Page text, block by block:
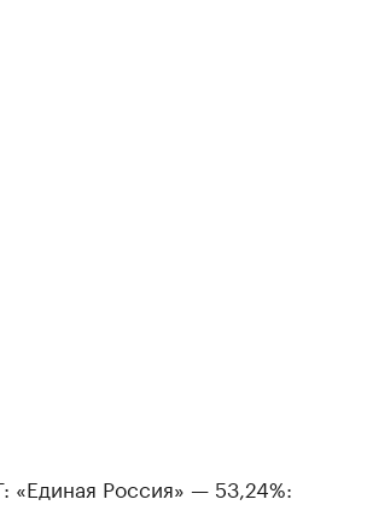
«Единая Россия» — 53,24%: